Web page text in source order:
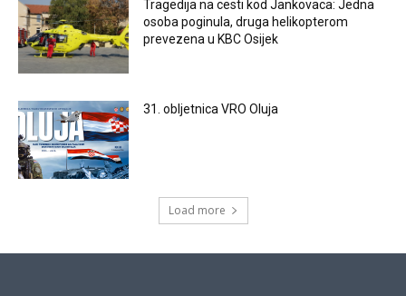
Tragedija na cesti kod Jankovaca: Jedna
osoba poginula, druga helikopterom
prevezena u KBC Osijek
31. obljetnica VRO Oluja
Load more